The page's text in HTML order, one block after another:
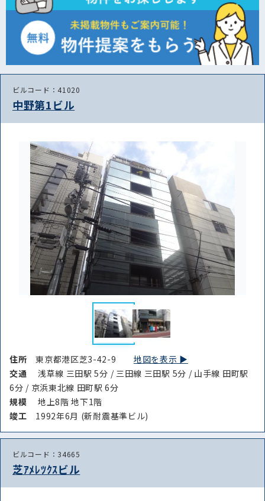
ビルコード：41020
中野第1ビル
住所東京都港区芝3-42-9 地図を表示 ▶︎
交通
浅草線 三田駅 5分 / 三田線 三田駅 5分 / 山手線 田町駅
6分 / 京浜東北線 田町駅 6分
規模
地上8階 地下1階
竣⼯ 1992年6月 (新耐震基準ビル)
ビルコード：34665
芝ｱﾒﾚﾂｸｽビル